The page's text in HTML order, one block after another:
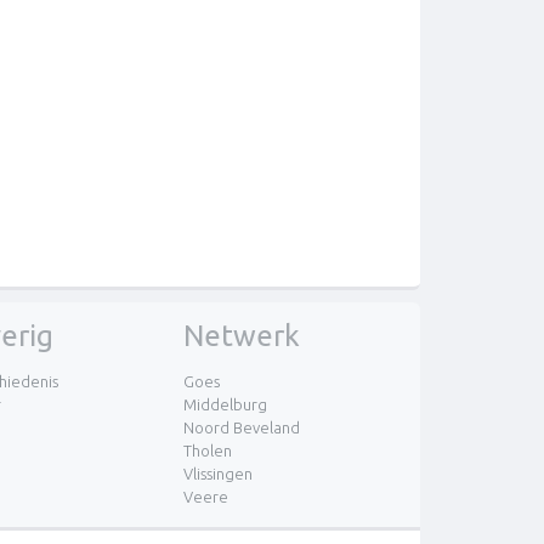
Netwerk
Goes
Middelburg
Noord Beveland
Tholen
Vlissingen
Veere